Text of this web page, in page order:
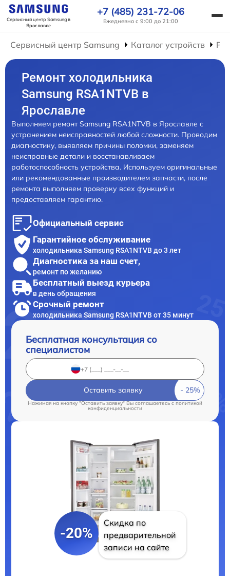
Сервисный центр Samsungв
Ярославле
+7 (485) 231-72-06
Ежедневно с 9:00 до 21:00
Сервисный центр Samsung Каталог устройств
Ремонт холодильника
Samsung RSA1NTVB в
Ярославле
Выполняем ремонт Samsung RSA1NTVB в Ярославле с
устранением неисправностей любой сложности. Проводим
диагностику, выявляем причины поломки, заменяем
неисправные детали и восстанавливаем
работоспособность устройства. Используем оригинальные
или рекомендованные производителем запчасти, после
ремонта выполняем проверку всех функций и
предоставляем гарантию.
Официальный сервис
Гарантийное обслуживание
холодильника Samsung RSA1NTVB до 3 лет
Диагностика за наш счет,
ремонт по желанию
Бесплатный выезд курьера
в день обращения
Срочный ремонт
холодильника Samsung RSA1NTVB от 35 минут
Бесплатная консультация со
специалистом
Оставить заявку
Нажимая на кнопку "Оставить заявку" Вы соглашаетесь c политикой
конфиденциальности
-20%
Скидка по
предварительной
записи на сайте